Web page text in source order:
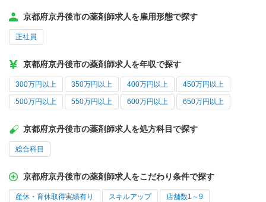
京都府京丹後市の薬剤師求人を雇用形態で探す
正社員
京都府京丹後市の薬剤師求人を年収で探す
300万円以上 350万円以上 400万円以上 450万円以上
500万円以上 550万円以上 600万円以上 650万円以上
京都府京丹後市の薬剤師求人を処方科目で探す
総合科目
京都府京丹後市の薬剤師求人をこだわり条件で探す
産休・育休取得実績有り スキルアップ 店舗数1～9